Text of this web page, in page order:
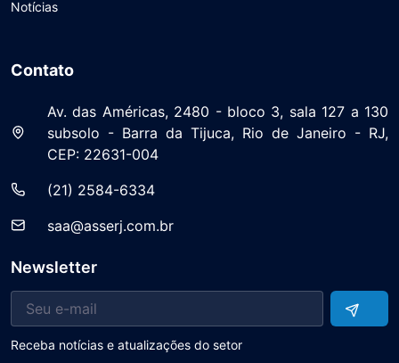
Notícias
Contato
Av. das Américas, 2480 - bloco 3, sala 127 a 130
subsolo - Barra da Tijuca, Rio de Janeiro - RJ,
CEP: 22631-004
(21) 2584-6334
saa@asserj.com.br
Newsletter
Receba notícias e atualizações do setor